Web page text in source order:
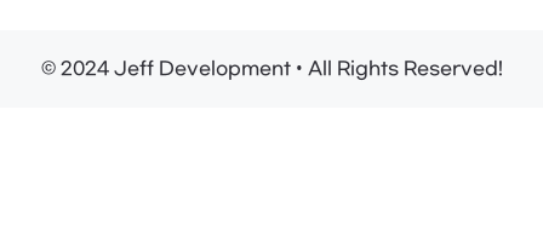
© 2024 Jeff Development • All Rights Reserved!